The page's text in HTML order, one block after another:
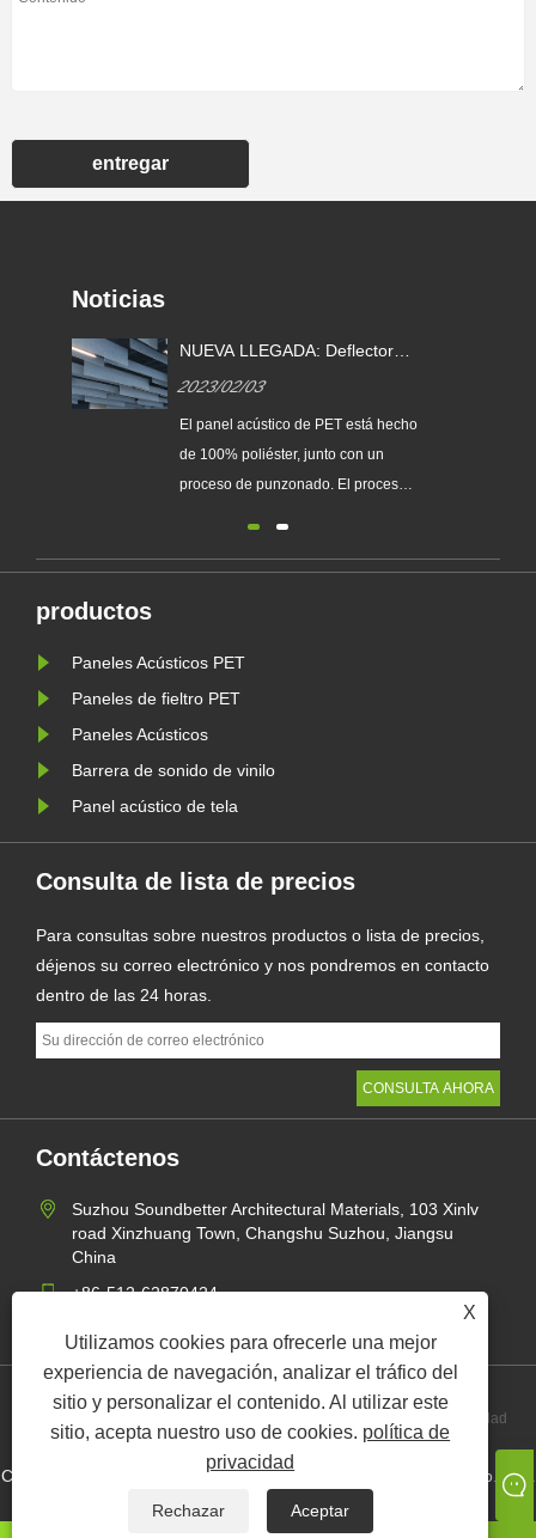
entregar
X
Utilizamos cookies para ofrecerle una mejor
experiencia de navegación, analizar el tráfico del
sitio y personalizar el contenido. Al utilizar este
sitio, acepta nuestro uso de cookies. política de
privacidad
Rechazar Aceptar
Noticias
NUEVA LLEGADA: Deflectores
2023/02/03
El panel acústico de PET está hecho
de 100% poliéster, junto con un
proceso de punzonado. El proceso
residuales, emisiones, residuos, sin
del sonido y aislante térmico. ......
productos
Paneles Acústicos PET
Paneles de fieltro PET
Paneles Acústicos
Barrera de sonido de vinilo
Panel acústico de tela
Consulta de lista de precios
Para consultas sobre nuestros productos o lista de precios,
déjenos su correo electrónico y nos pondremos en contacto
dentro de las 24 horas.
Contáctenos
Suzhou Soundbetter Architectural Materials, 103 Xinlv
road Xinzhuang Town, Changshu Suzhou, Jiangsu
China
+86-512-62870424
política de privacidad
Copyright © 2021 Suzhou Soundbetter Architectural Materials Co., Ltd.
Todos los derechos reservados.